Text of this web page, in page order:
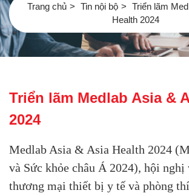
Trang chủ Tin nội bộ
Triển lãm
Health 2024
Triển lãm Medlab Asia &
2024
Medlab Asia & Asia Health 2024
và Sức khỏe châu Á 2024), hội nghị
thương mại thiết bị y tế và phòng